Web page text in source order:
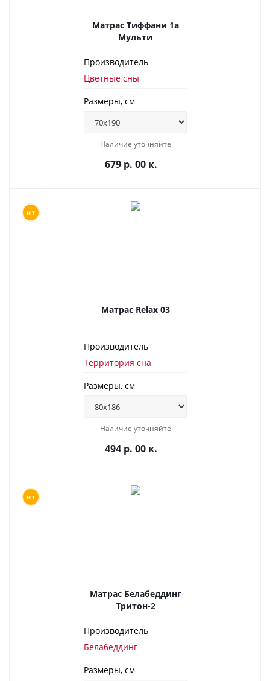
Матрас Тиффани 1а
Мульти
Производитель
Цветные сны
Размеры, см
Наличие уточняйте
679 р. 00 к.
HIT
Матрас Relax 03
Производитель
Территория сна
Размеры, см
Наличие уточняйте
494 р. 00 к.
HIT
Матрас Белабеддинг
Тритон-2
Производитель
Белабеддинг
Размеры, см